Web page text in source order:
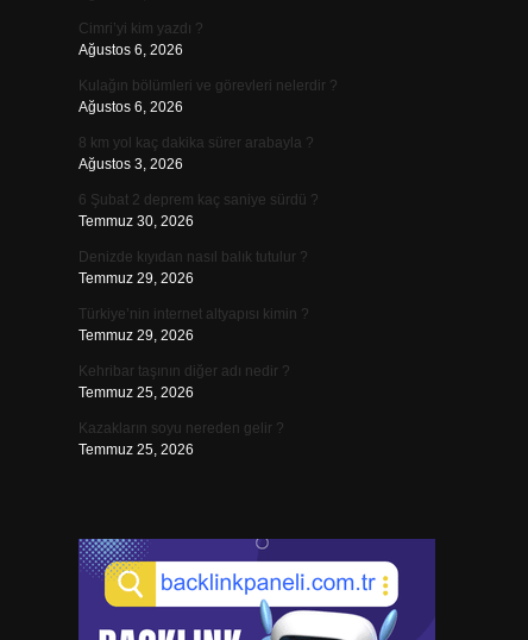
Cimri’yi kim yazdı ?
Ağustos 6, 2026
Kulağın bölümleri ve görevleri nelerdir ?
Ağustos 6, 2026
8 km yol kaç dakika sürer arabayla ?
Ağustos 3, 2026
6 Şubat 2 deprem kaç saniye sürdü ?
Temmuz 30, 2026
Denizde kıyıdan nasıl balık tutulur ?
Temmuz 29, 2026
Türkiye’nin internet altyapısı kimin ?
Temmuz 29, 2026
Kehribar taşının diğer adı nedir ?
Temmuz 25, 2026
Kazakların soyu nereden gelir ?
Temmuz 25, 2026